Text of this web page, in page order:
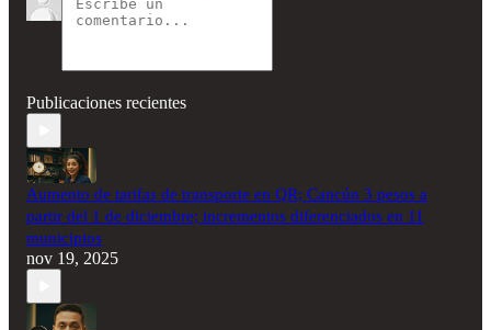
Publicaciones recientes
Aumento de tarifas de transporte en QR; Cancún 3 pesos a
partir del 1 de diciembre; incrementos diferenciados en 11
municipios
nov 19, 2025